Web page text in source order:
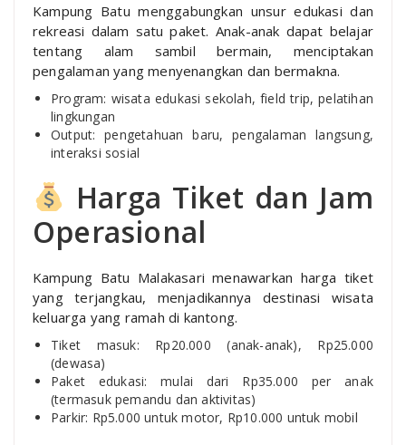
Kampung Batu menggabungkan unsur edukasi dan
rekreasi dalam satu paket. Anak-anak dapat belajar
tentang alam sambil bermain, menciptakan
pengalaman yang menyenangkan dan bermakna.
Program: wisata edukasi sekolah, field trip, pelatihan
lingkungan
Output: pengetahuan baru, pengalaman langsung,
interaksi sosial
Harga Tiket dan Jam
Operasional
Kampung Batu Malakasari menawarkan harga tiket
yang terjangkau, menjadikannya destinasi wisata
keluarga yang ramah di kantong.
Tiket masuk: Rp20.000 (anak-anak), Rp25.000
(dewasa)
Paket edukasi: mulai dari Rp35.000 per anak
(termasuk pemandu dan aktivitas)
Parkir: Rp5.000 untuk motor, Rp10.000 untuk mobil